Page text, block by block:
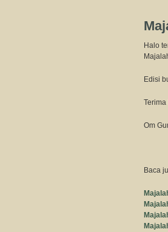
Halo
Edisi
Terima
Om
Baca